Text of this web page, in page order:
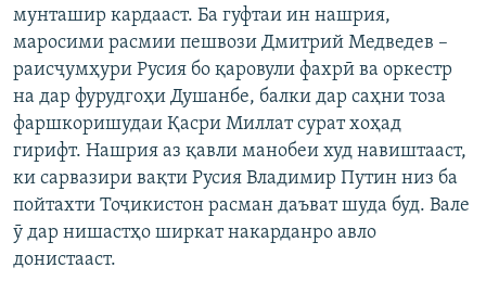
мунташир кардааст. Ба гуфтаи ин нашрия,
маросими расмии пешвози Дмитрий Медведев –
раисҷумҳури Русия бо қаровули фахрӣ ва оркестр
на дар фурудгоҳи Душанбе, балки дар саҳни тоза
фаршкоришудаи Қасри Миллат сурат хоҳад
гирифт. Нашрия аз қавли манобеи худ навиштааст,
ки сарвазири вақти Русия Владимир Путин низ ба
пойтахти Тоҷикистон расман даъват шуда буд. Вале
ӯ дар нишастҳо ширкат накарданро авло
донистааст.